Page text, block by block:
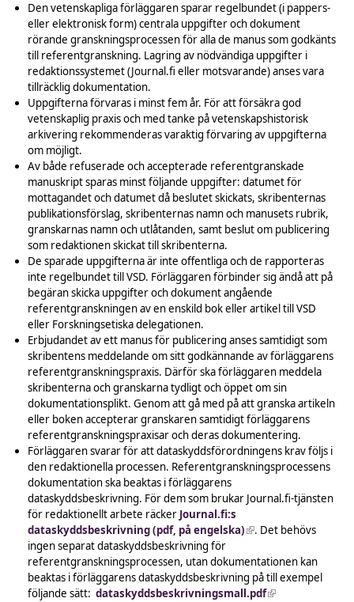
Den vetenskapliga förläggaren sparar regelbundet (i pappers-
eller elektronisk form) centrala uppgifter och dokument
rörande granskningsprocessen för alla de manus som godkänts
till referentgranskning. Lagring av nödvändiga uppgifter i
redaktionssystemet (Journal.fi eller motsvarande) anses vara
tillräcklig dokumentation.
Uppgifterna förvaras i minst fem år. För att försäkra god
vetenskaplig praxis och med tanke på vetenskapshistorisk
arkivering rekommenderas varaktig förvaring av uppgifterna
om möjligt.
Av både refuserade och accepterade referentgranskade
manuskript sparas minst följande uppgifter: datumet för
mottagandet och datumet då beslutet skickats, skribenternas
publikationsförslag, skribenternas namn och manusets rubrik,
granskarnas namn och utlåtanden, samt beslut om publicering
som redaktionen skickat till skribenterna.
De sparade uppgifterna är inte offentliga och de rapporteras
inte regelbundet till VSD. Förläggaren förbinder sig ändå att på
begäran skicka uppgifter och dokument angående
referentgranskningen av en enskild bok eller artikel till VSD
eller Forskningsetiska delegationen.
Erbjudandet av ett manus för publicering anses samtidigt som
skribentens meddelande om sitt godkännande av förläggarens
referentgranskningspraxis. Därför ska förläggaren meddela
skribenterna och granskarna tydligt och öppet om sin
dokumentationsplikt. Genom att gå med på att granska artikeln
eller boken accepterar granskaren samtidigt förläggarens
referentgranskningspraxisar och deras dokumentering.
Förläggaren svarar för att dataskyddsförordningens krav följs i
den redaktionella processen. Referentgranskningsprocessens
dokumentation ska beaktas i förläggarens
dataskyddsbeskrivning. För dem som brukar Journal.fi-tjänsten
för redaktionellt arbete räcker Journal.fi:s
dataskyddsbeskrivning (pdf, på engelska)(link is external)
. Det behövs
ingen separat dataskyddsbeskrivning för
referentgranskningsprocessen, utan dokumentationen kan
beaktas i förläggarens dataskyddsbeskrivning på till exempel
följande sätt: dataskyddsbeskrivningsmall.pdf(link is external)